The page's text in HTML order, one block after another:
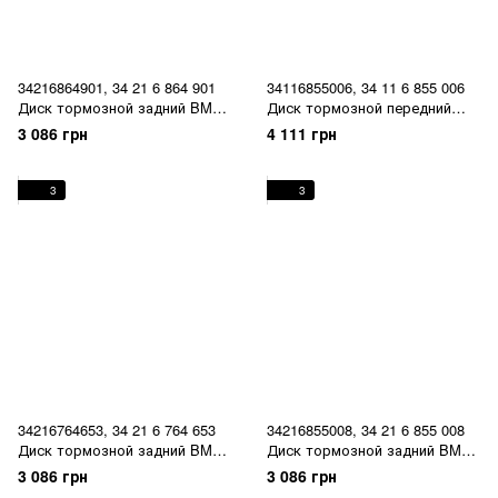
34216864901, 34 21 6 864 901
Диск тормозной задний BMW
1 E81/E87 / 3 E90/E91/E92/E93
/ X1 E84
3 086 грн
34116855006, 34 11 6 855 006
Диск тормозной передний
BMW 3 E90/E91/E92/E93/F30 /
X1 E84
4 111 грн
3
34216764653, 34 21 6 764 653
Диск тормозной задний BMW
1 E81/E87 / 3 E90/E91/E92/E93
/ X1 E84
3 086 грн
3
34216855008, 34 21 6 855 008
Диск тормозной задний BMW
1 E81/E87 / 3 E90/E91/E92/E93
/ X1 E84
3 086 грн